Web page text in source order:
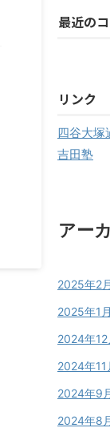
最近の
リンク
四谷大塚
吉田塾
アー
2025年2月
2025年1月
2024年12
2024年11
2024年9
2024年8